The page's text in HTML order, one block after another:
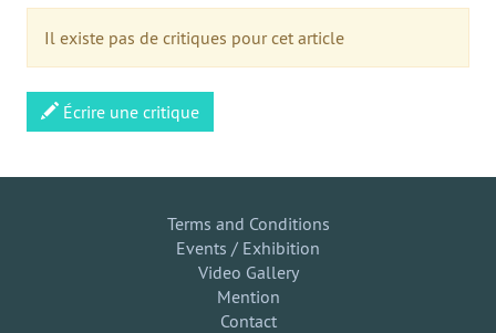
Il existe pas de critiques pour cet article
Écrire une critique
Terms and Conditions
Events / Exhibition
Video Gallery
Mention
Contact